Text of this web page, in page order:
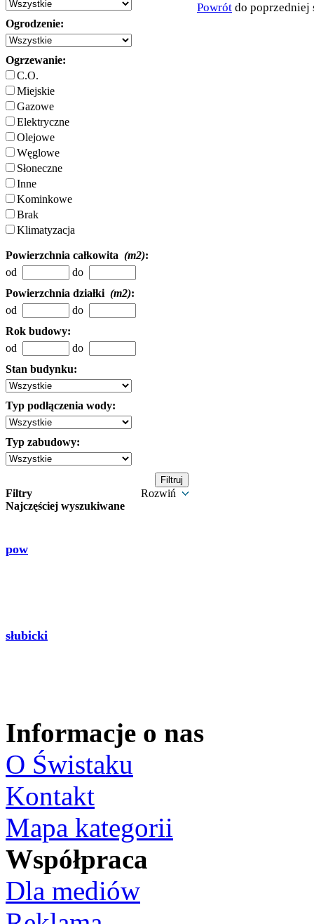
Ogrodzenie:
Ogrzewanie:
C.O.
Miejskie
Gazowe
Elektryczne
Olejowe
Węglowe
Słoneczne
Inne
Kominkowe
Brak
Klimatyzacja
Powierzchnia całkowita (m2):
od
do
Powierzchnia działki (m2):
od
do
Rok budowy:
od
do
Stan budynku:
Typ podłączenia wody:
Typ zabudowy:
Filtry
Rozwiń
Najczęściej wyszukiwane
pow
słubicki
Powrót do poprzedniej
Informacje o nas
O Świstaku
Kontakt
Mapa kategorii
Współpraca
Dla mediów